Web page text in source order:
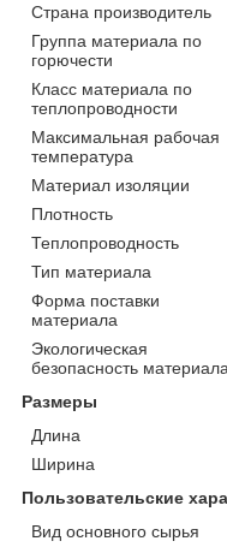
Страна производитель
Группа материала по
горючести
Класс материала по
теплопроводности
Максимальная рабочая
температура
Материал изоляции
Плотность
Теплопроводность
Тип материала
Форма поставки
материала
Экологическая
безопасность материала
Размеры
Длина
Ширина
Пользовательские
Вид основного сырья